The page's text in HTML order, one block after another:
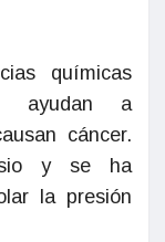
químicas
ayudan a
cáncer.
y se ha
la presión